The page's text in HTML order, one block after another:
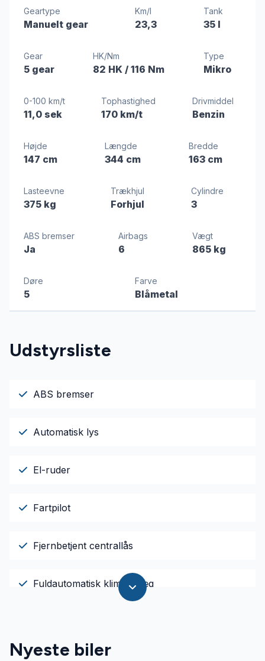
Geartype
Manuelt gear
Km/l
23,3
Tank
35 l
Gear
5 gear
HK/Nm
82 HK/ 116 Nm
Type
Mikro
0-100 km/t
11,0 sek
Tophastighed
170 km/t
Drivmiddel
Benzin
Højde
147 cm
Længde
344 cm
Bredde
163 cm
Lasteevne
375 kg
Trækhjul
Forhjul
Cylindre
3
ABS bremser
Ja
Airbags
6
Vægt
865 kg
Døre
5
Farve
Blåmetal
Udstyrsliste
ABS bremser
Automatisk lys
El-ruder
Fartpilot
Fjernbetjent centrallås
Fuldautomatisk klimaanlæg
Nyeste biler